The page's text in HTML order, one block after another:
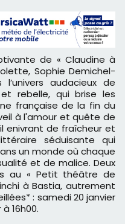
Sophie Demichel-
audacieux de
rebelle, qui brise les
française de la fin du
à l'amour et quête de
enivrant de fraîcheur et
séduisante qui
un monde où chaque
et de malice. Deux
au « Petit théâtre de
à Bastia, autrement
: samedi 20 janvier
16h00.